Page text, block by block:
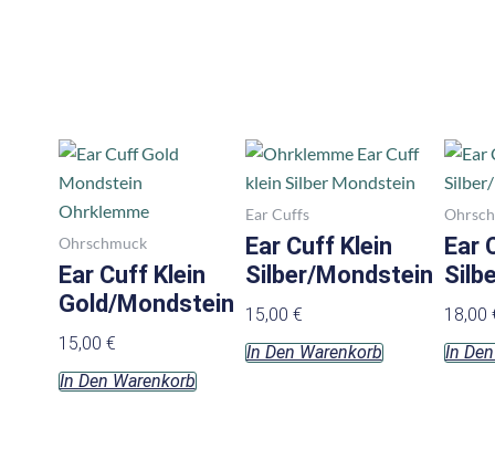
Ohrschmuck
Ear Cuff Klein
Gold/Mondstein
15,00 €
In Den Warenkorb
Ear Cuffs
Ear Cuff Klein
Silber/Mondstein
15,00 €
In Den Warenkorb
Ear
18,00
In